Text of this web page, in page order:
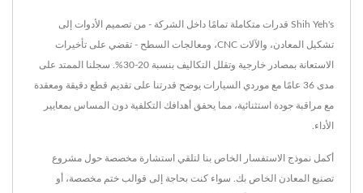
Shih Yeh's قدرات متكاملة تمامًا داخل الشركة - من تصميم الأدوات إلى
تشكيل المعادن، والآلات CNC، ومعالجات السطح - تقضي على تأخيرات
الاستعانة بمصادر خارجية وتقلل التكاليف بنسبة 20-30%. سجلنا الممتد على
مدى 36 عامًا مع موردي السيارات يوضح قدرتنا على تقديم قطع دقيقة ومعقدة
مع مراقبة جودة استثنائية، مما يحقق أهدافك التكلفية دون المساس بمعايير
الأداء.
أكمل نموذج الاستفسار الخاص بنا لتلقي استشارة مخصصة حول مشروع
تصنيع المعادن الخاص بك. سواء كنت بحاجة إلى قوالب ختم مخصصة، أو